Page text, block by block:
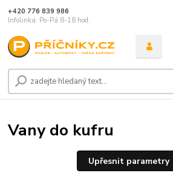
+420 776 839 986
Infolinka: Po-Pá 8-18 hod.
Vany do kufru
Upřesnit parametry